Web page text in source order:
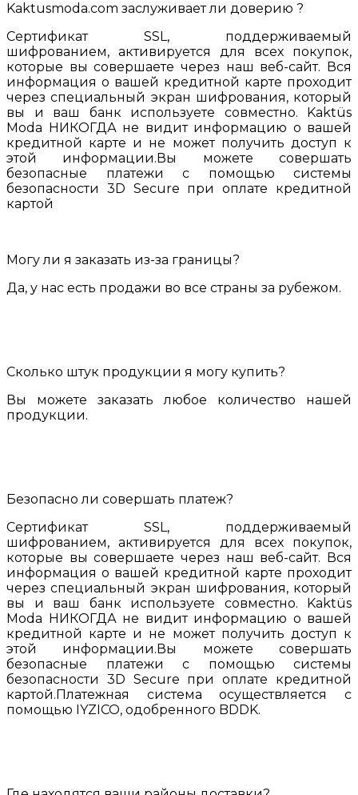
Kaktusmoda.com заслуживает ли доверию ?
Сертификат SSL, поддерживаемый
шифрованием, активируется для всех покупок,
которые вы совершаете через наш веб-сайт. Вся
информация о вашей кредитной карте проходит
через специальный экран шифрования, который
вы и ваш банк используете совместно. Kaktüs
Moda НИКОГДА не видит информацию о вашей
кредитной карте и не может получить доступ к
этой информации.Вы можете совершать
безопасные платежи с помощью системы
безопасности 3D Secure при оплате кредитной
картой
Могу ли я заказать из-за границы?
Да, у нас есть продажи во все страны за рубежом.
Сколько штук продукции я могу купить?
Вы можете заказать любое количество нашей
продукции.
Безопасно ли совершать платеж?
Сертификат SSL, поддерживаемый
шифрованием, активируется для всех покупок,
которые вы совершаете через наш веб-сайт. Вся
информация о вашей кредитной карте проходит
через специальный экран шифрования, который
вы и ваш банк используете совместно. Kaktüs
Moda НИКОГДА не видит информацию о вашей
кредитной карте и не может получить доступ к
этой информации.Вы можете совершать
безопасные платежи с помощью системы
безопасности 3D Secure при оплате кредитной
картой.Платежная система осуществляется с
помощью IYZICO, одобренного BDDK.